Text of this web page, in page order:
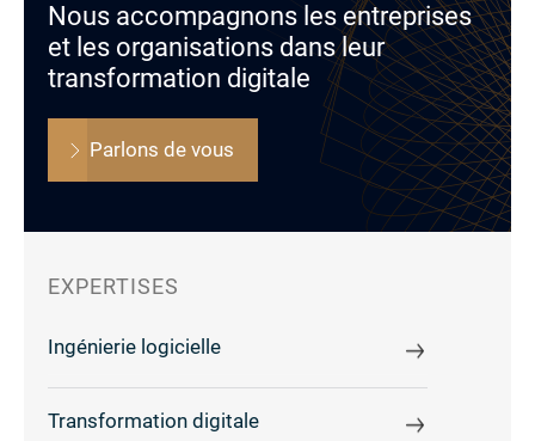
Nous accompagnons les entreprises
et les organisations dans leur
transformation digitale
Parlons de vous
EXPERTISES
Ingénierie logicielle
Transformation digitale